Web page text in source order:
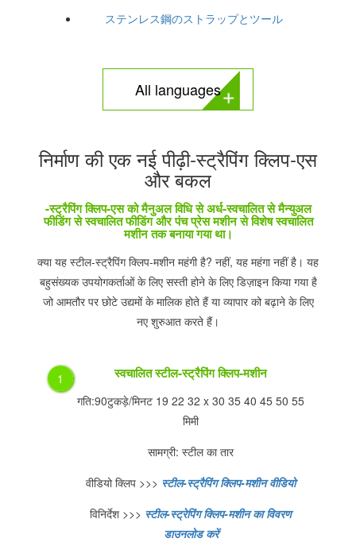
ステンレス鋼のストラップとツール
All languages
निर्माण की एक नई पीढ़ी-स्ट्रैपिंग क्लिप-एस
और बकल
-स्ट्रैपिंग क्लिप-एस को मैनुअल विधि से अर्ध-स्वचालित से मैन्युअल
फीडिंग से स्वचालित फीडिंग और पंच प्रेस मशीन से विशेष स्वचालित
मशीन तक बनाया गया था।
क्या यह स्टील-स्ट्रैपिंग क्लिप-मशीन महंगी है? नहीं, यह महंगा नहीं है। यह
बहुसंख्यक उपयोगकर्ताओं के लिए सस्ती होने के लिए डिज़ाइन किया गया है
जो आमतौर पर छोटे उद्यमों के मालिक होते हैं या व्यापार को बढ़ाने के लिए
नए शुरुआत करते हैं।
1 स्वचालित स्टील-स्ट्रैपिंग क्लिप-मशीन
गति:90टुकड़े/मिनट 19 22 32 x 30 35 40 45 50 55
मिमी
सामग्री: स्टील का तार
वीडियो क्लिप >>> स्टील-स्ट्रैपिंग क्लिप-मशीन वीडियो
विनिर्देश >>> स्टील-स्ट्रेपिंग क्लिप-मशीन का विवरण
डाउनलोड करें